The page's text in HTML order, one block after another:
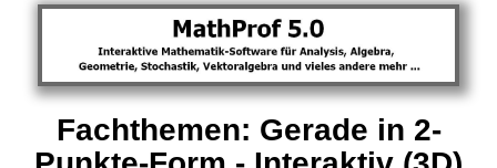
Fachthemen: Gerade in 2-